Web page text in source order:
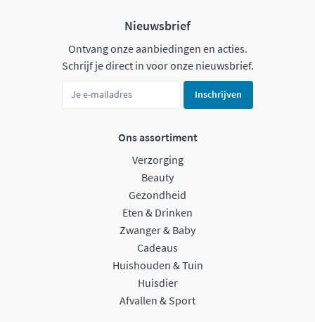
Nieuwsbrief
Ontvang onze aanbiedingen en acties.
Schrijf je direct in voor onze nieuwsbrief.
Inschrijven
Ons assortiment
Verzorging
Beauty
Gezondheid
Eten & Drinken
Zwanger & Baby
Cadeaus
Huishouden & Tuin
Huisdier
Afvallen & Sport